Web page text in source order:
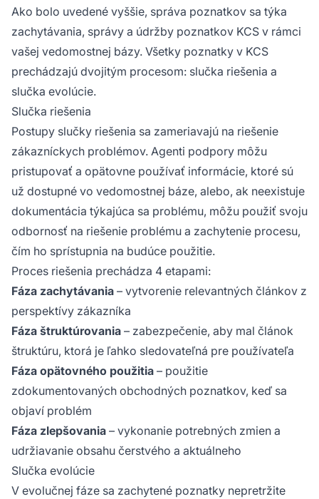
Ako bolo uvedené vyššie, správa poznatkov sa týka
zachytávania, správy a údržby poznatkov KCS v rámci
vašej vedomostnej bázy. Všetky poznatky v KCS
prechádzajú dvojitým procesom: slučka riešenia a
slučka evolúcie.
Slučka riešenia
Postupy slučky riešenia sa zameriavajú na riešenie
zákazníckych problémov. Agenti podpory môžu
pristupovať a opätovne používať informácie, ktoré sú
už dostupné vo vedomostnej báze, alebo, ak neexistuje
dokumentácia týkajúca sa problému, môžu použiť svoju
odbornosť na riešenie problému a zachytenie procesu,
čím ho sprístupnia na budúce použitie.
Proces riešenia prechádza 4 etapami:
Fáza zachytávania – vytvorenie relevantných článkov z
perspektívy zákazníka
Fáza štruktúrovania – zabezpečenie, aby mal článok
štruktúru, ktorá je ľahko sledovateľná pre používateľa
Fáza opätovného použitia – použitie
zdokumentovaných obchodných poznatkov, keď sa
objaví problém
Fáza zlepšovania – vykonanie potrebných zmien a
udržiavanie obsahu čerstvého a aktuálneho
Slučka evolúcie
V evolučnej fáze sa zachytené poznatky nepretržite